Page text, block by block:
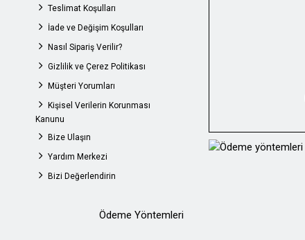
Teslimat Koşulları
İade ve Değişim Koşulları
Nasıl Sipariş Verilir?
Gizlilik ve Çerez Politikası
Müşteri Yorumları
Kişisel Verilerin Korunması
Kanunu
Bize Ulaşın
Yardım Merkezi
Bizi Değerlendirin